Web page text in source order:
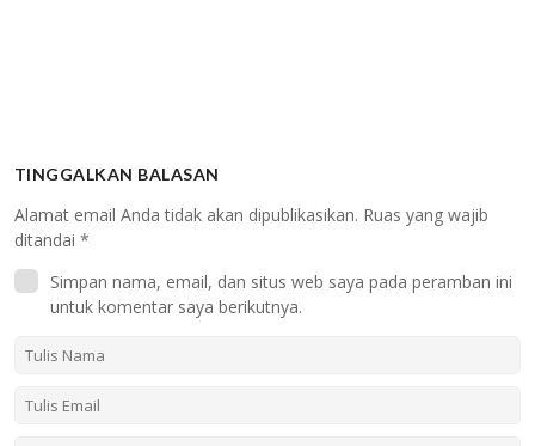
TINGGALKAN BALASAN
Alamat email Anda tidak akan dipublikasikan. Ruas yang wajib
ditandai *
Simpan nama, email, dan situs web saya pada peramban ini
untuk komentar saya berikutnya.